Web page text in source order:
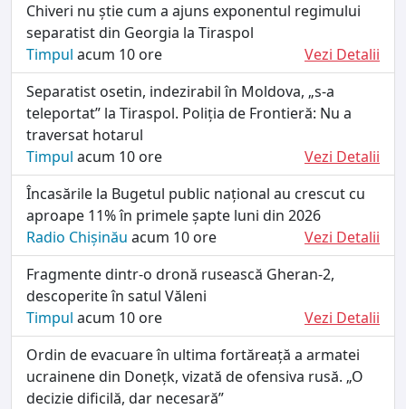
Chiveri nu știe cum a ajuns exponentul regimului
separatist din Georgia la Tiraspol
Timpul acum 10 ore
Vezi Detalii
Separatist osetin, indezirabil în Moldova, „s-a
teleportat” la Tiraspol. Poliția de Frontieră: Nu a
traversat hotarul
Timpul acum 10 ore
Vezi Detalii
Încasările la Bugetul public național au crescut cu
aproape 11% în primele șapte luni din 2026
Radio Chișinău acum 10 ore
Vezi Detalii
Fragmente dintr-o dronă rusească Gheran-2,
descoperite în satul Văleni
Timpul acum 10 ore
Vezi Detalii
Ordin de evacuare în ultima fortăreață a armatei
ucrainene din Donețk, vizată de ofensiva rusă. „O
decizie dificilă, dar necesară”